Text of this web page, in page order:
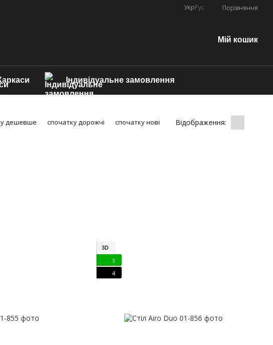
УкрРус Порівняння
Мій кошик
Індивідуальне замовлення
дешевше спочатку дорожчі спочатку нові Відображення:
3D
3
4